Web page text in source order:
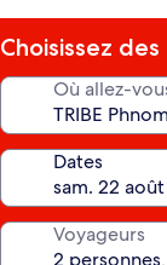
Choisissez
Où allez-
Dates
Voyageurs